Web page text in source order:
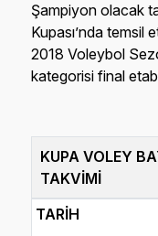
Şampiyon olacak
Kupası’nda temsil
2018 Voleybol
kategorisi final
KUPA VOLEY
TAKVİMİ
TARİH